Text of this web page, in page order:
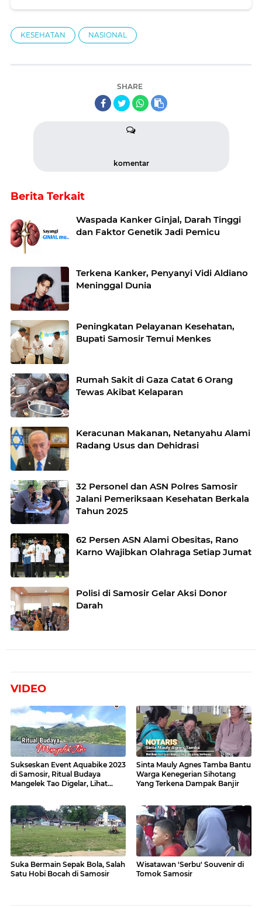
KESEHATAN NASIONAL
SHARE
komentar
Berita Terkait
Waspada Kanker Ginjal, Darah Tinggi
dan Faktor Genetik Jadi Pemicu
Terkena Kanker, Penyanyi Vidi Aldiano
Meninggal Dunia
Peningkatan Pelayanan Kesehatan,
Bupati Samosir Temui Menkes
Rumah Sakit di Gaza Catat 6 Orang
Tewas Akibat Kelaparan
Keracunan Makanan, Netanyahu Alami
Radang Usus dan Dehidrasi
32 Personel dan ASN Polres Samosir
Jalani Pemeriksaan Kesehatan Berkala
Tahun 2025
62 Persen ASN Alami Obesitas, Rano
Karno Wajibkan Olahraga Setiap Jumat
Polisi di Samosir Gelar Aksi Donor
Darah
VIDEO
Sukseskan Event Aquabike 2023
di Samosir, Ritual Budaya
Mangelek Tao Digelar, Lihat
Sinta Mauly Agnes Tamba Bantu
Warga Kenegerian Sihotang
Yang Terkena Dampak Banjir
Suka Bermain Sepak Bola, Salah
Satu Hobi Bocah di Samosir
Wisatawan 'Serbu' Souvenir di
Tomok Samosir